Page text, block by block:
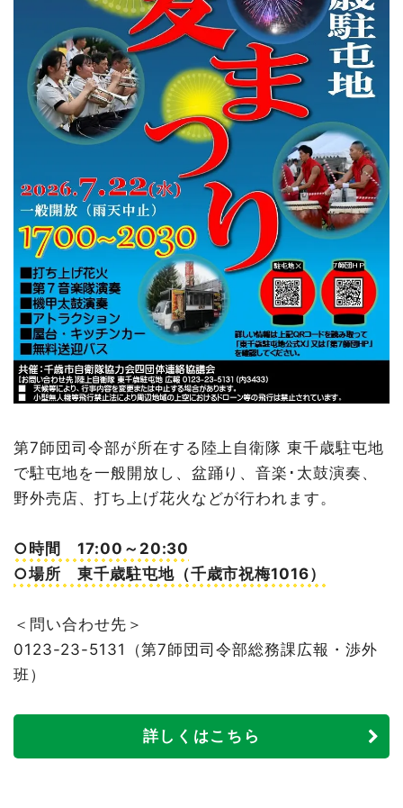
第7師団司令部が所在する陸上自衛隊 東千歳駐屯地
で駐屯地を一般開放し、盆踊り、音楽･太鼓演奏、
野外売店、打ち上げ花火などが行われます。
○時間 17:00～20:30
○場所 東千歳駐屯地（千歳市祝梅1016）
＜問い合わせ先＞
0123-23-5131（第7師団司令部総務課広報・渉外
班）
詳しくはこちら